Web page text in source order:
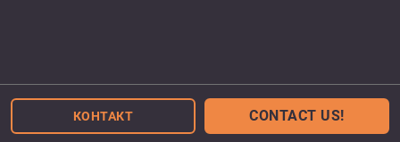
КОНТАКТ CONTACT US!
Powered by